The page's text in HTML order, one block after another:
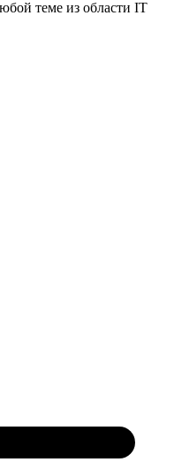
теме из области IT